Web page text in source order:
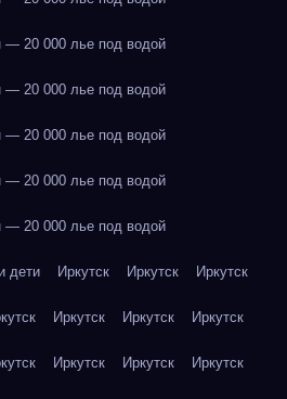
20 000 лье под водой
20 000 лье под водой
20 000 лье под водой
20 000 лье под водой
20 000 лье под водой
дети Иркутск Иркутск Иркутск
Иркутск Иркутск Иркутск
Иркутск Иркутск Иркутск